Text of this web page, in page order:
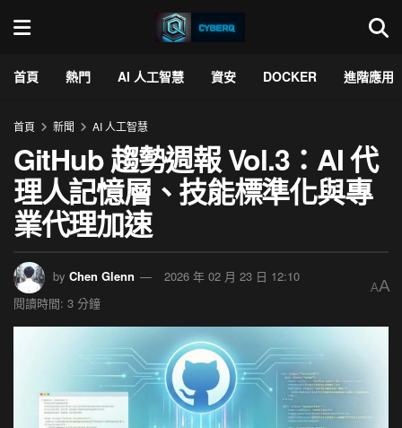
首頁 熱門 AI 人工智慧 資安 DOCKER 進階應用
首頁 新聞 AI 人工智慧
GitHub 趨勢週報 Vol.3：AI 代
理人記憶層、技能標準化與專
業代理加速
by Chen Glenn
2026 年 02 月 23 日 12:10
閱讀時間: 3 分鐘
AA